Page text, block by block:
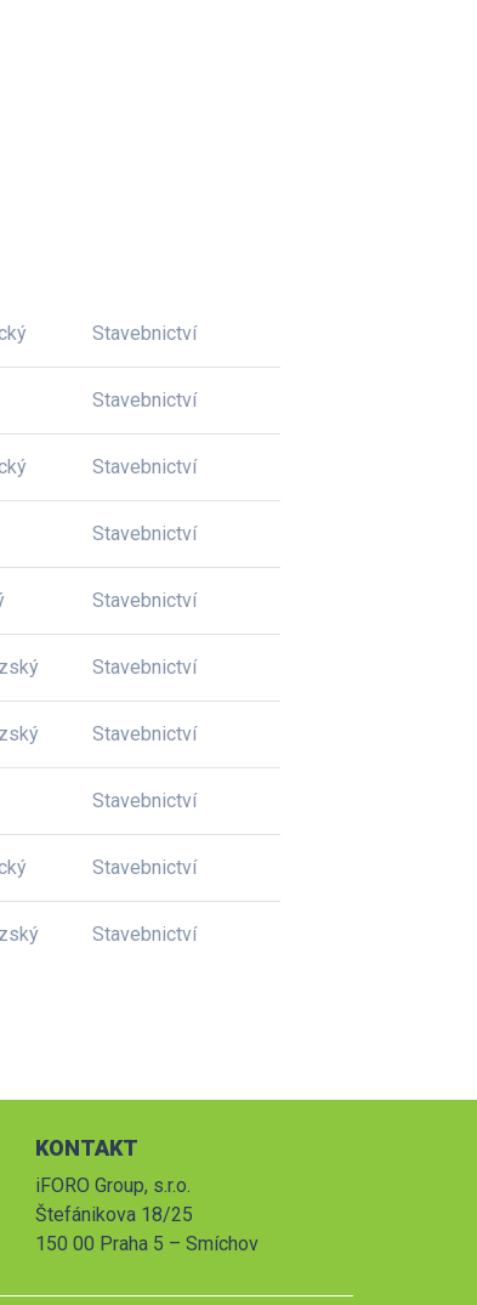
Stavebnictví
Stavebnictví
Stavebnictví
Stavebnictví
Stavebnictví
Stavebnictví
Stavebnictví
Stavebnictví
Stavebnictví
Stavebnictví
KONTAKT
iFORO Group, s.r.o.
Štefánikova 18/25
150 00 Praha 5 – Smíchov